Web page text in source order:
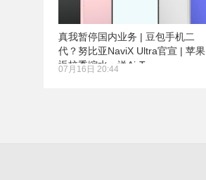
真我暂停国内业务 | 豆包手机二
代？努比亚NaviX Ultra官宣 | 苹果
返校季缩水：送AirTags
07月16日 20:44